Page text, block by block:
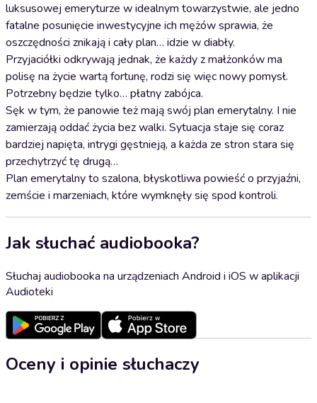
luksusowej emeryturze w idealnym towarzystwie, ale jedno
fatalne posunięcie inwestycyjne ich mężów sprawia, że
oszczędności znikają i cały plan… idzie w diabły.
Przyjaciółki odkrywają jednak, że każdy z małżonków ma
polisę na życie wartą fortunę, rodzi się więc nowy pomysł.
Potrzebny będzie tylko… płatny zabójca.
Sęk w tym, że panowie też mają swój plan emerytalny. I nie
zamierzają oddać życia bez walki. Sytuacja staje się coraz
bardziej napięta, intrygi gęstnieją, a każda ze stron stara się
przechytrzyć tę drugą…
Plan emerytalny to szalona, błyskotliwa powieść o przyjaźni,
zemście i marzeniach, które wymknęły się spod kontroli.
Jak słuchać audiobooka?
Słuchaj audiobooka na urządzeniach Android i iOS w aplikacji
Audioteki
Oceny i opinie słuchaczy